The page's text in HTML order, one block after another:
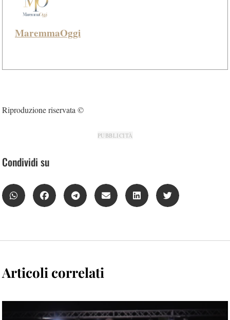
MaremmaOggi
Riproduzione riservata ©
PUBBLICITÀ
Condividi su
Articoli correlati